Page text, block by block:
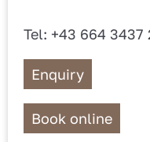
Tel: +43 664 3437
Enquiry
Book online